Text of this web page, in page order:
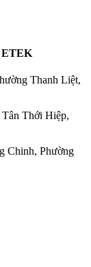
ETEK
Thanh Liệt,
Thới Hiệp,
Chinh, Phường